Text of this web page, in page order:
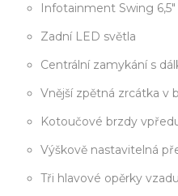
Infotainment Swing 6,5"
Zadní LED světla
Centrální zamykání s
Vnější zpětná zrcátka v
Kotoučové brzdy
Výškově nastavitelná
Tři hlavové opěrky vzadu